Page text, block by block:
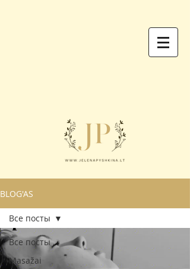
BLOG'AS
Все посты
Masažai
Все посты